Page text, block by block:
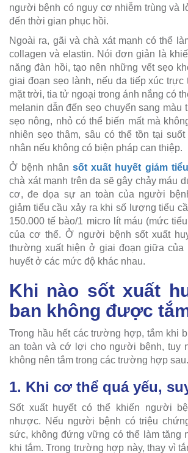
người bệnh có nguy cơ nhiễm trùng và
đến thời gian phục hồi.
Ngoài ra, gãi và chà xát mạnh có thể
collagen và elastin. Nói đơn giản là
năng đàn hồi, tạo nên những vết sẹo
giai đoạn sẹo lành, nếu da tiếp xúc trực
mặt trời, tia tử ngoại trong ánh nắng có
melanin dẫn đến sẹo chuyển sang màu
sẹo nông, nhỏ có thể biến mất mà
nhiên sẹo thâm, sâu có thể tồn tại
nhân nếu không có biện pháp can thiệp.
Ở bệnh nhânsốt xuất huyết giảm
chà xát mạnh trên da sẽ gây chảy máu
cơ, đe dọa sự an toàn của người
giảm tiểu cầu xảy ra khi số lượng tiểu
150.000 tế bào/1 micro lít máu (mức
của cơ thể. Ở người bệnh sốt xuất
thường xuất hiện ở giai đoạn giữa của
huyết ở các mức độ khác nhau.
Khi nào sốt xuất
ban không được
Trong hầu hết các trường hợp, tắm khi
an toàn và cớ lợi cho người bệnh, tuy
không nên tắm trong các trường hợp sau.
1. Khi cơ thể quá yếu,
Sốt xuất huyết có thể khiến người
nhược. Nếu người bệnh có triệu
sức, không đứng vững có thể làm tăng
khi tắm. Trong trường hợp này, thay vì